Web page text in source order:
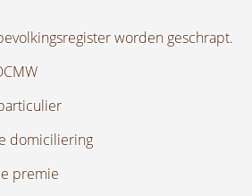
worden geschrapt.
domiciliering
premie